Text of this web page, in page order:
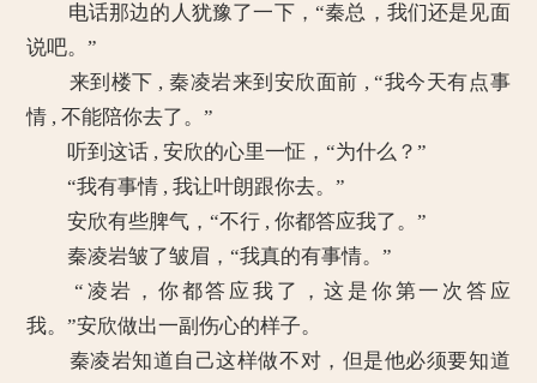
电话那边的人犹豫了一下，“秦总，我们还是见面
说吧。”
来到楼下 , 秦凌岩来到安欣面前 , “我今天有点事
情 , 不能陪你去了。”
听到这话 , 安欣的心里一怔，“为什么？”
“我有事情 , 我让叶朗跟你去。”
安欣有些脾气，“不行 , 你都答应我了。”
秦凌岩皱了皱眉，“我真的有事情。”
“凌岩，你都答应我了，这是你第一次答应
我。”安欣做出一副伤心的样子。
秦凌岩知道自己这样做不对，但是他必须要知道